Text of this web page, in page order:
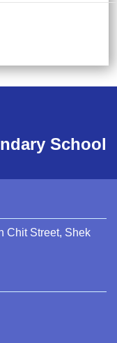
School
Chit Street, Shek